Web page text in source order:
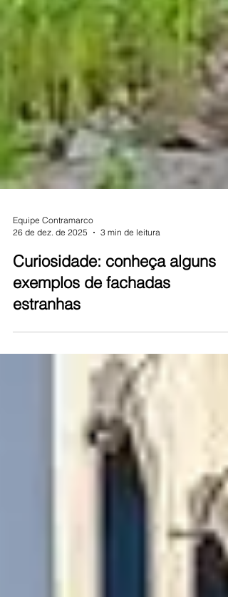
Equipe Contramarco
26 de dez. de 2025
3 min de leitura
Curiosidade: conheça alguns
exemplos de fachadas
estranhas